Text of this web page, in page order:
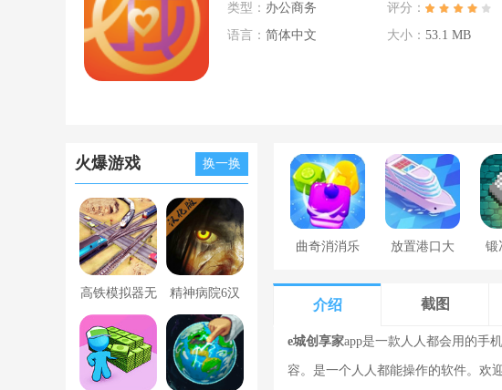
类型： 办公商务 评分：
语言： 简体中文 大小： 53.1 MB
火爆游戏 换一换
高铁模拟器无
限金币版
精神病院6汉
化版下载
曲奇消消乐 放置港口大 锻
介绍 截图
e城创享家app是一款人人都会用的手
容。是一个人人都能操作的软件。欢